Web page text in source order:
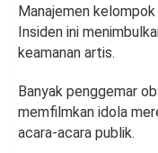
Manajemen
Insiden ini
keamanan artis.
Banyak penggemar
memfilmkan idola
acara-acara publik.